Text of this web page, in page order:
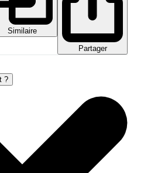
Similaire
Partager
?